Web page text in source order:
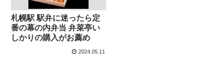
札幌駅 駅弁に迷ったら定
番の幕の内弁当 弁菜亭い
しかりの購入がお薦め
2024.05.11